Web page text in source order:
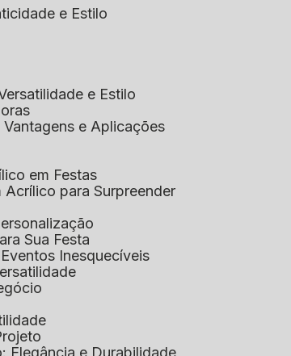
e Estilo
e Estilo
Vantagens e Aplicações
em Festas
Acrílico para Surpreender
Sua Festa
Inesquecíveis
Elegância e Durabilidade